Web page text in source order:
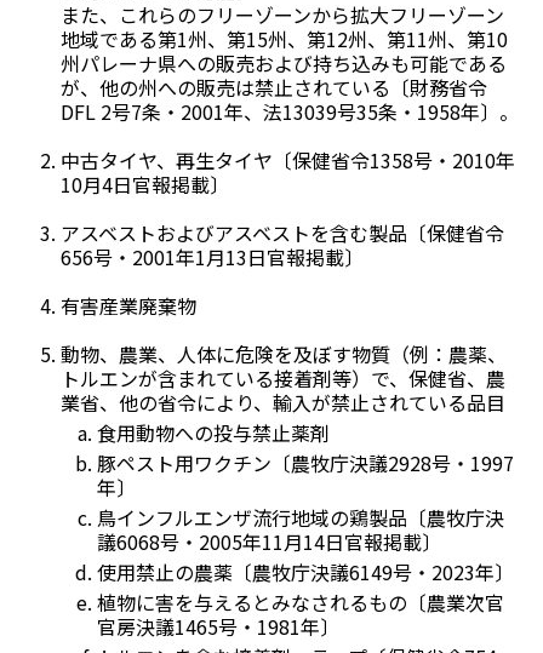
また、これらのフリーゾーンから拡大フリーゾーン
地域である第1州、第15州、第12州、第11州、第10
州パレーナ県への販売および持ち込みも可能である
が、他の州への販売は禁止されている〔財務省令
DFL 2号7条・2001年、法13039号35条・1958年〕。
中古タイヤ、再生タイヤ〔保健省令1358号・2010年
10月4日官報掲載〕
アスベストおよびアスベストを含む製品〔保健省令
656号・2001年1月13日官報掲載〕
有害産業廃棄物
動物、農業、人体に危険を及ぼす物質（例：農薬、
トルエンが含まれている接着剤等）で、保健省、農
業省、他の省令により、輸入が禁止されている品目
食用動物への投与禁止薬剤
豚ペスト用ワクチン〔農牧庁決議2928号・1997
年〕
鳥インフルエンザ流行地域の鶏製品〔農牧庁決
議6068号・2005年11月14日官報掲載〕
使用禁止の農薬〔農牧庁決議6149号・2023年〕
植物に害を与えるとみなされるもの〔農業次官
官房決議1465号・1981年〕